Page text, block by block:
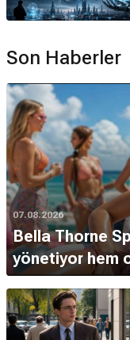
Son Haberler
07.08.2026
Bella Thorne
yönetiyor hem